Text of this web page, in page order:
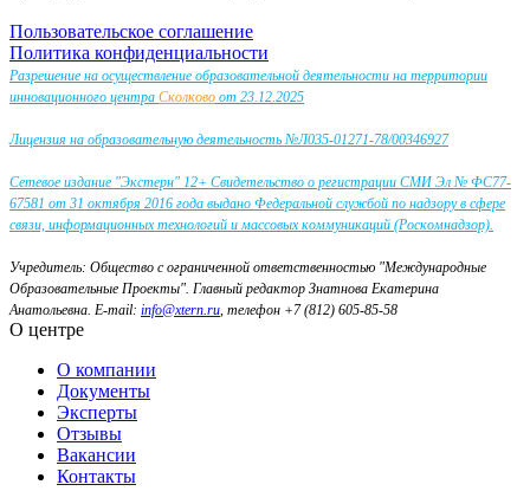
Пользовательское соглашение
Политика конфиденциальности
Разрешение на осуществление образовательной деятельности на территории
инновационного центра Сколково от 23.12.2025
Лицензия на образовательную деятельность №Л035-01271-78/00346927
Сетевое издание "Экстерн" 12+ Свидетельство о регистрации СМИ Эл № ФС77-
67581 от 31 октября 2016 года выдано Федеральной службой по надзору в сфере
связи, информационных технологий и массовых коммуникаций (Роскомнадзор).
Учредитель: Общество с ограниченной ответственностью "Международные
Образовательные Проекты". Главный редактор Знатнова Екатерина
Анатольевна. E-mail: info@xtern.ru, телефон +7 (812) 605-85-58
О центре
О компании
Документы
Эксперты
Отзывы
Вакансии
Контакты